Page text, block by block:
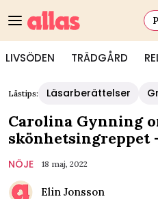
LIVSÖDEN TRÄDGÅRD
Lästips: Läsarberättelser
Carolina Gynning
skönhetsingreppet
NÖJE 18 maj, 2022
Elin Jonsson